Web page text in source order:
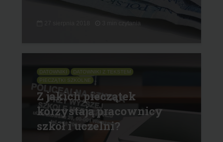
3 min czytania
DATOWNIKI
DATOWNIKI Z TEKSTEM
PIECZĄTKI SZKOLNE
Z jakich pieczątek
korzystają pracownicy
szkół i uczelni?